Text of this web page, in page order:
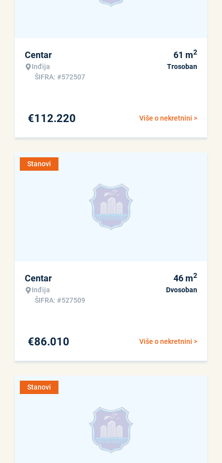
Centar
Inđija
ŠIFRA: #572507
61 m2
Trosoban
Više o nekretnini >
€112.220
Stanovi
Centar
Inđija
ŠIFRA: #527509
46 m2
Dvosoban
Više o nekretnini >
€86.010
Stanovi